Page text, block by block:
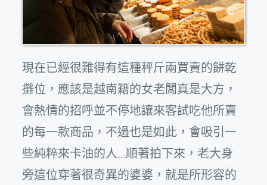
現在已經很難得有這種秤斤兩買賣的餅乾
攤位，應該是越南籍的女老闆真是大方，
會熱情的招呼並不停地讓來客試吃他所賣
的每一款商品，不過也是如此，會吸引一
些純粹來卡油的人…順著拍下來，老大身
旁這位穿著很奇異的婆婆，就是所形容的